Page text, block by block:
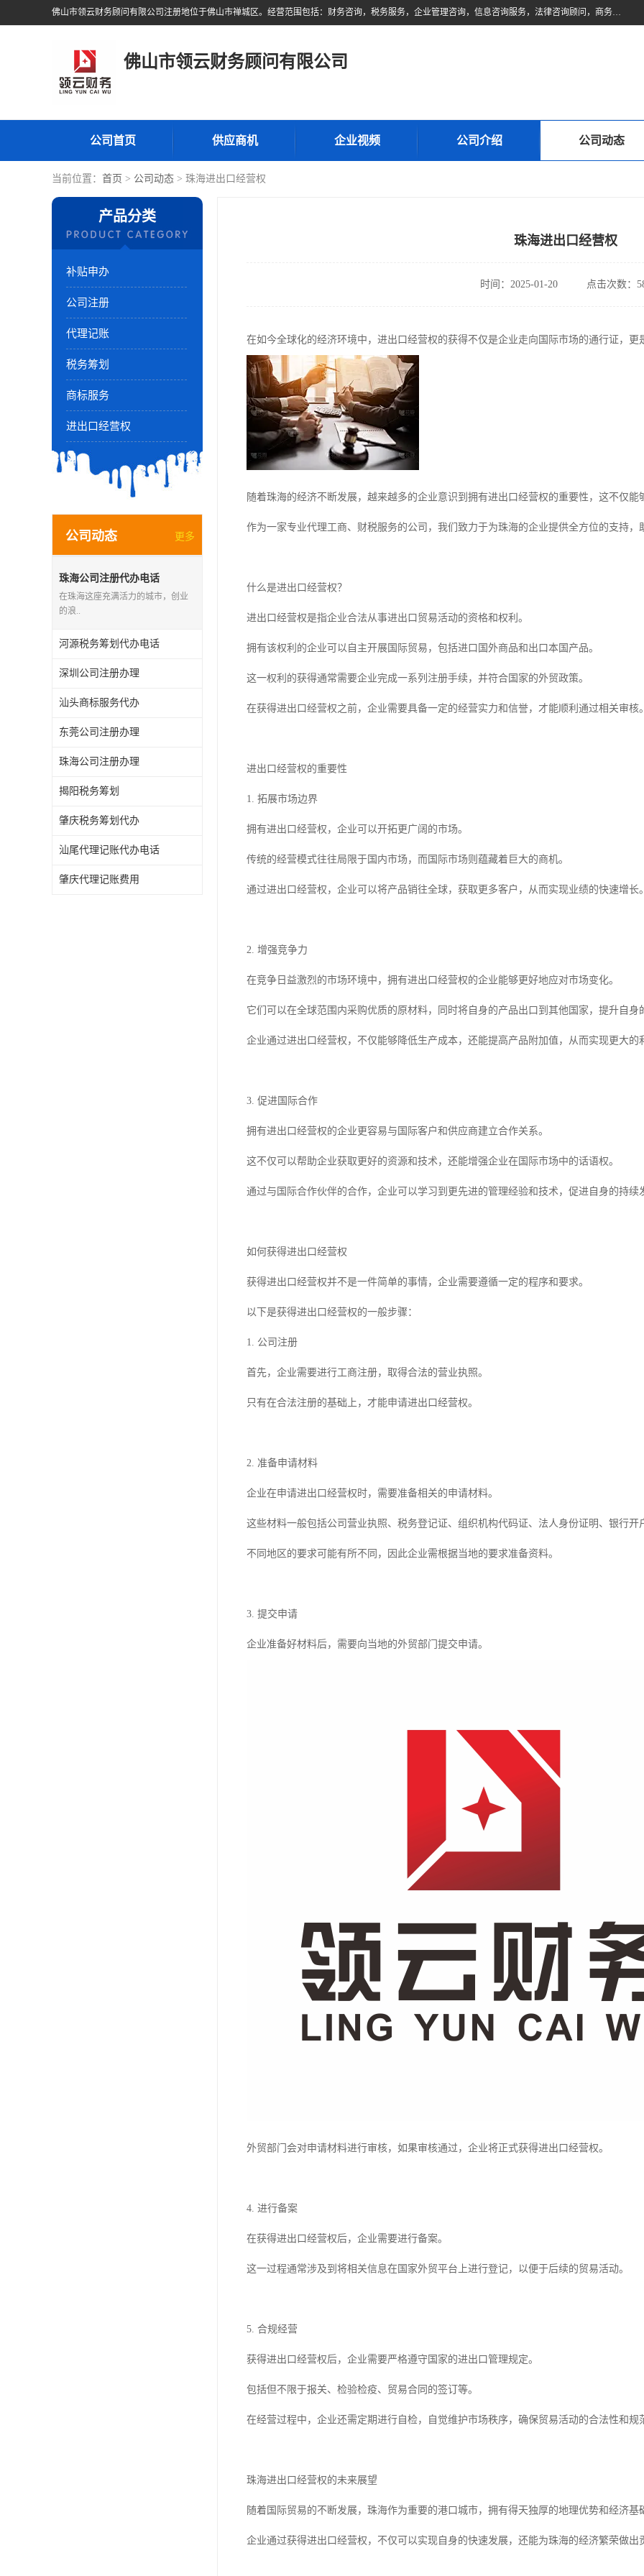
佛山市领云财务顾问有限公司注册地位于佛山市禅城区。经营范围包括：财务咨询，税务服务，企业管理咨询，信息咨询服务，法律咨询顾问，商务代理代办等服务；主要项目有：代理记账，旧账账务处理，疑难账务处理，建账审账；纳税申报，网上申请发票，企业税务分析、审查与评估；注册个体工商户，注册公司，公司注销；企业名称、地址、法人、股东、经营范围、营业期限等资料变更；商标注册、商标转让。财税审计、税务咨询、公司年审。
佛山市领云财务顾问有限公司
公司首页 供应商机 企业视频 公司介绍 公司动态
当前位置： 首页 > 公司动态 > 珠海进出口经营权
产品分类
补贴申办
公司注册
代理记账
税务筹划
商标服务
进出口经营权
公司动态 更多
珠海公司注册代办电话
在珠海这座充满活力的城市，创业
的浪..
河源税务筹划代办电话
深圳公司注册办理
汕头商标服务代办
东莞公司注册办理
珠海公司注册办理
揭阳税务筹划
肇庆税务筹划代办
汕尾代理记账代办电话
肇庆代理记账费用
珠海进出口经营权
时间：2025-01-20 点击次数：
在如今全球化的经济环境中，进出口经营权的获得不仅是企业走向国际市场的通行证，更
随着珠海的经济不断发展，越来越多的企业意识到拥有进出口经营权的重要性，这不仅
作为一家专业代理工商、财税服务的公司，我们致力于为珠海的企业提供全方位的支持
什么是进出口经营权？
进出口经营权是指企业合法从事进出口贸易活动的资格和权利。
拥有该权利的企业可以自主开展国际贸易，包括进口国外商品和出口本国产品。
这一权利的获得通常需要企业完成一系列注册手续，并符合国家的外贸政策。
在获得进出口经营权之前，企业需要具备一定的经营实力和信誉，才能顺利通过相关审核
进出口经营权的重要性
1. 拓展市场边界
拥有进出口经营权，企业可以开拓更广阔的市场。
传统的经营模式往往局限于国内市场，而国际市场则蕴藏着巨大的商机。
通过进出口经营权，企业可以将产品销往全球，获取更多客户，从而实现业绩的快速增长
2. 增强竞争力
在竞争日益激烈的市场环境中，拥有进出口经营权的企业能够更好地应对市场变化。
它们可以在全球范围内采购优质的原材料，同时将自身的产品出口到其他国家，提升自身
企业通过进出口经营权，不仅能够降低生产成本，还能提高产品附加值，从而实现更大的
3. 促进国际合作
拥有进出口经营权的企业更容易与国际客户和供应商建立合作关系。
这不仅可以帮助企业获取更好的资源和技术，还能增强企业在国际市场中的话语权。
通过与国际合作伙伴的合作，企业可以学习到更先进的管理经验和技术，促进自身的持续
如何获得进出口经营权
获得进出口经营权并不是一件简单的事情，企业需要遵循一定的程序和要求。
以下是获得进出口经营权的一般步骤：
1. 公司注册
首先，企业需要进行工商注册，取得合法的营业执照。
只有在合法注册的基础上，才能申请进出口经营权。
2. 准备申请材料
企业在申请进出口经营权时，需要准备相关的申请材料。
这些材料一般包括公司营业执照、税务登记证、组织机构代码证、法人身份证明、银行开
不同地区的要求可能有所不同，因此企业需根据当地的要求准备资料。
3. 提交申请
企业准备好材料后，需要向当地的外贸部门提交申请。
外贸部门会对申请材料进行审核，如果审核通过，企业将正式获得进出口经营权。
4. 进行备案
在获得进出口经营权后，企业需要进行备案。
这一过程通常涉及到将相关信息在国家外贸平台上进行登记，以便于后续的贸易活动。
5. 合规经营
获得进出口经营权后，企业需要严格遵守国家的进出口管理规定。
包括但不限于报关、检验检疫、贸易合同的签订等。
在经营过程中，企业还需定期进行自检，自觉维护市场秩序，确保贸易活动的合法性和规
珠海进出口经营权的未来展望
随着国际贸易的不断发展，珠海作为重要的港口城市，拥有得天独厚的地理优势和经济基
企业通过获得进出口经营权，不仅可以实现自身的快速发展，还能为珠海的经济繁荣做出